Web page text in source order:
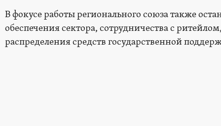
В фокусе работы регионального союза также
обеспечения сектора, сотрудничества с
распределения средств государственной